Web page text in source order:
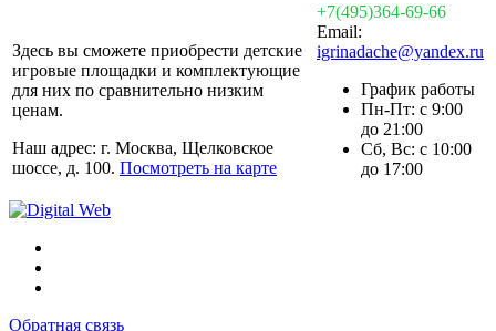
Здесь вы сможете приобрести детские
игровые площадки и комплектующие
для них по сравнительно низким
ценам.
Наш адрес: г. Москва, Щелковское
шоссе, д. 100. Посмотреть на карте
+7(495)364-69-66
Email:
igrinadache@yandex.ru
График работы
Пн-Пт: с 9:00
до 21:00
Сб, Вс: с 10:00
до 17:00
Обратная связь